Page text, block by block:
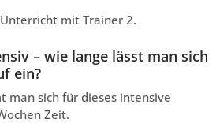
mit Trainer 2.
– wie lange lässt man sich
ein?
man sich für dieses intensive
Zeit.